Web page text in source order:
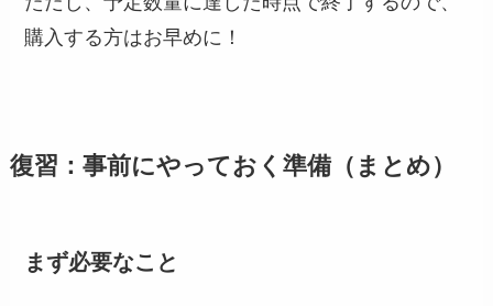
購入する方はお早めに！
復習：事前にやっておく準備（まとめ）
まず必要なこと